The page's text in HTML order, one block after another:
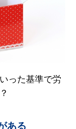
った基準で労
ある